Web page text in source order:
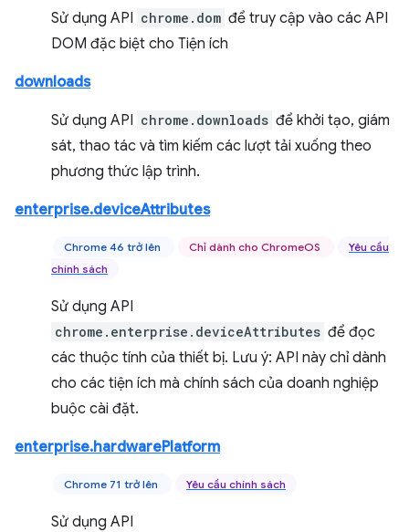
Sử dụng API chrome.dom để truy cập vào các API
DOM đặc biệt cho Tiện ích
downloads
Sử dụng API chrome.downloads để khởi tạo, giám
sát, thao tác và tìm kiếm các lượt tải xuống theo
phương thức lập trình.
enterprise.deviceAttributes
Chrome 46 trở lên Chỉ dành cho ChromeOS
Yêu cầu
chính sách
Sử dụng API
chrome.enterprise.deviceAttributes để đọc
các thuộc tính của thiết bị. Lưu ý: API này chỉ dành
cho các tiện ích mà chính sách của doanh nghiệp
buộc cài đặt.
enterprise.hardwarePlatform
Chrome 71 trở lên Yêu cầu chính sách
Sử dụng API